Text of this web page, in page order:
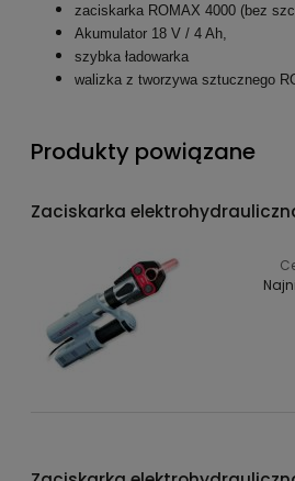
zaciskarka ROMAX 4000 (bez
Akumulator 18 V / 4 Ah,
szybka ładowarka
walizka z tworzywa sztucznego
Produkty powiązane
Zaciskarka